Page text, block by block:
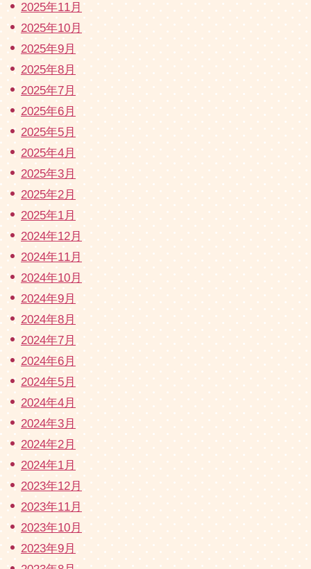
2025年11月
2025年10月
2025年9月
2025年8月
2025年7月
2025年6月
2025年5月
2025年4月
2025年3月
2025年2月
2025年1月
2024年12月
2024年11月
2024年10月
2024年9月
2024年8月
2024年7月
2024年6月
2024年5月
2024年4月
2024年3月
2024年2月
2024年1月
2023年12月
2023年11月
2023年10月
2023年9月